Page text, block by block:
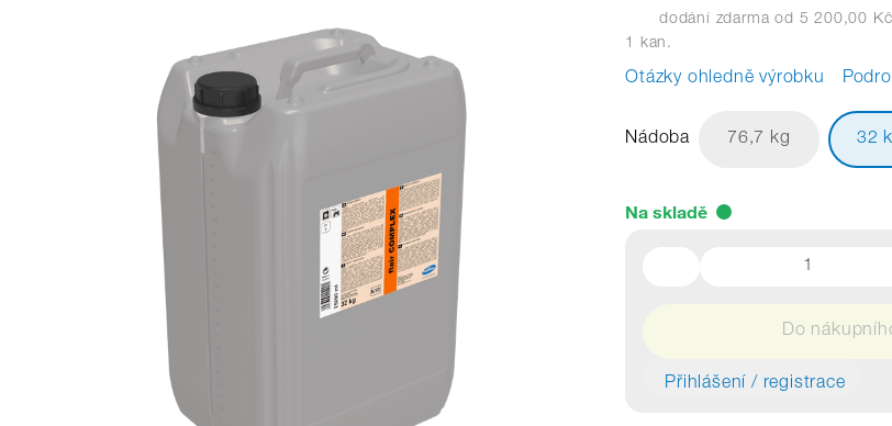
dodání zdarma od 5 200,00 Kč
1 kan.
Otázky ohledně výrobku
Nádoba 76,7 kg 32
Na skladě
Do
Přihlášení / registrace